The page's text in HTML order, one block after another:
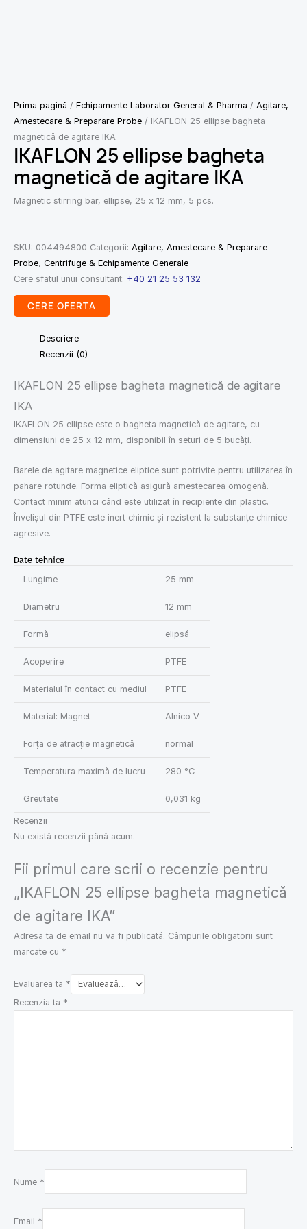
Prima pagină / Echipamente Laborator General & Pharma / Agitare,
Amestecare & Preparare Probe / IKAFLON 25 ellipse bagheta
magnetică de agitare IKA
IKAFLON 25 ellipse bagheta
magnetică de agitare IKA
Magnetic stirring bar, ellipse, 25 x 12 mm, 5 pcs.
SKU: 004494800 Categorii: Agitare, Amestecare & Preparare
Probe, Centrifuge & Echipamente Generale
Cere sfatul unui consultant: +40 21 25 53 132
CERE OFERTA
Descriere
Recenzii (0)
IKAFLON 25 ellipse bagheta magnetică de agitare
IKA
IKAFLON 25 ellipse este o bagheta magnetică de agitare, cu
dimensiuni de 25 x 12 mm, disponibil în seturi de 5 bucăți.
Barele de agitare magnetice eliptice sunt potrivite pentru utilizarea în
pahare rotunde. Forma eliptică asigură amestecarea omogenă.
Contact minim atunci când este utilizat în recipiente din plastic.
Învelișul din PTFE este inert chimic și rezistent la substanțe chimice
agresive.
Date tehnice
Lungime 25 mm
Diametru 12 mm
Formă elipsă
Acoperire PTFE
Materialul în contact cu mediul PTFE
Material: Magnet Alnico V
Forța de atracție magnetică normal
Temperatura maximă de lucru 280 °C
Greutate 0,031 kg
Recenzii
Nu există recenzii până acum.
Fii primul care scrii o recenzie pentru
„IKAFLON 25 ellipse bagheta magnetică
de agitare IKA”
Adresa ta de email nu va fi publicată. Câmpurile obligatorii sunt
marcate cu *
Evaluarea ta *
Recenzia ta *
Nume *
Email *